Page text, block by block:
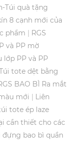
Túi quà tặng
8 cạnh mới của
phẩm | RGS
và PP mờ
lớp PP và PP
tote dệt bằng
BAO BÌ Ra mắt
mới | Liên
tote ép laze
cần thiết cho các
đựng bao bì quần